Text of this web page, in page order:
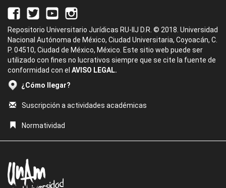
Repositorio Universitario Jurídicas RU-IIJ D.R. © 2018. Universidad
Nacional Autónoma de México, Ciudad Universitaria, Coyoacán, C.
P. 04510, Ciudad de México, México. Este sitio web puede ser
utilizado con fines no lucrativos siempre que se cite la fuente de
conformidad con el AVISO LEGAL.
¿Cómo llegar?
Suscripción a actividades académicas
Normatividad